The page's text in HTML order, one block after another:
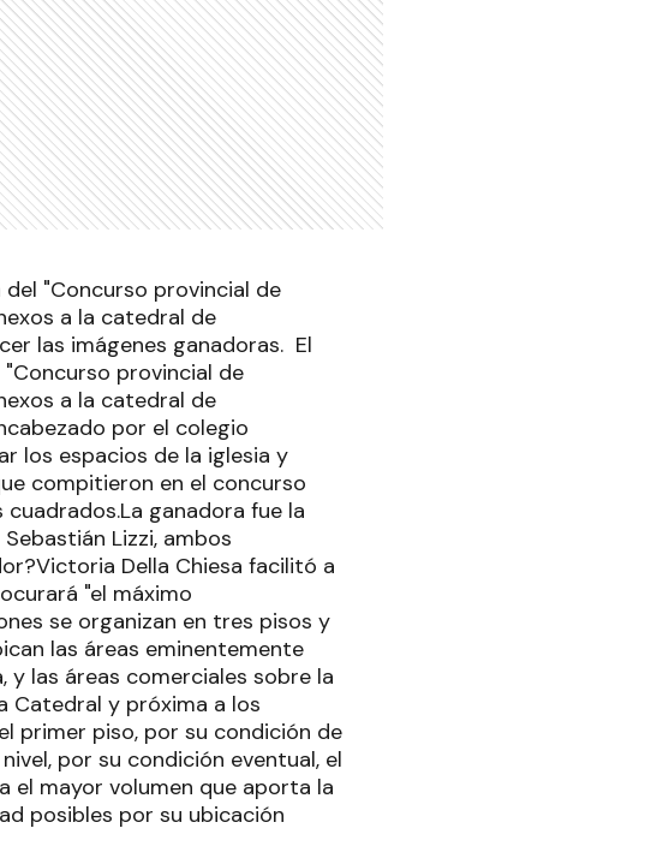
"Concurso provincial de
a la catedral de
las imágenes ganadoras. El
provincial de
a la catedral de
por el colegio
los espacios de la iglesia y
compitieron en el concurso
ganadora fue la
Lizzi, ambos
Della Chiesa facilitó a
"el máximo
se organizan en tres pisos y
las áreas eminentemente
y las áreas comerciales sobre la
Catedral y próxima a los
primer piso, por su condición de
por su condición eventual, el
el mayor volumen que aporta la
posibles por su ubicación